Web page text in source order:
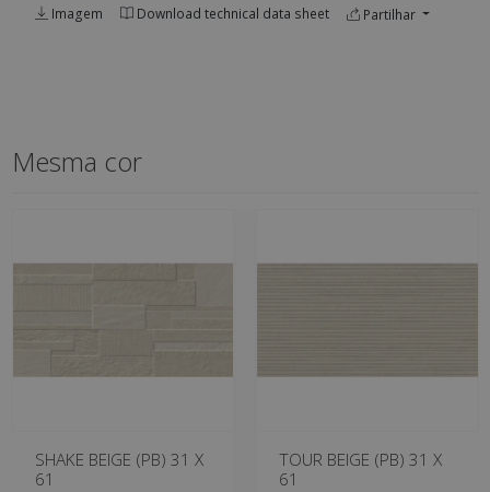
Imagem Download technical data sheet Partilhar
Mesma cor
SHAKE BEIGE (PB) 31 X
61
TOUR BEIGE (PB) 31 X
61